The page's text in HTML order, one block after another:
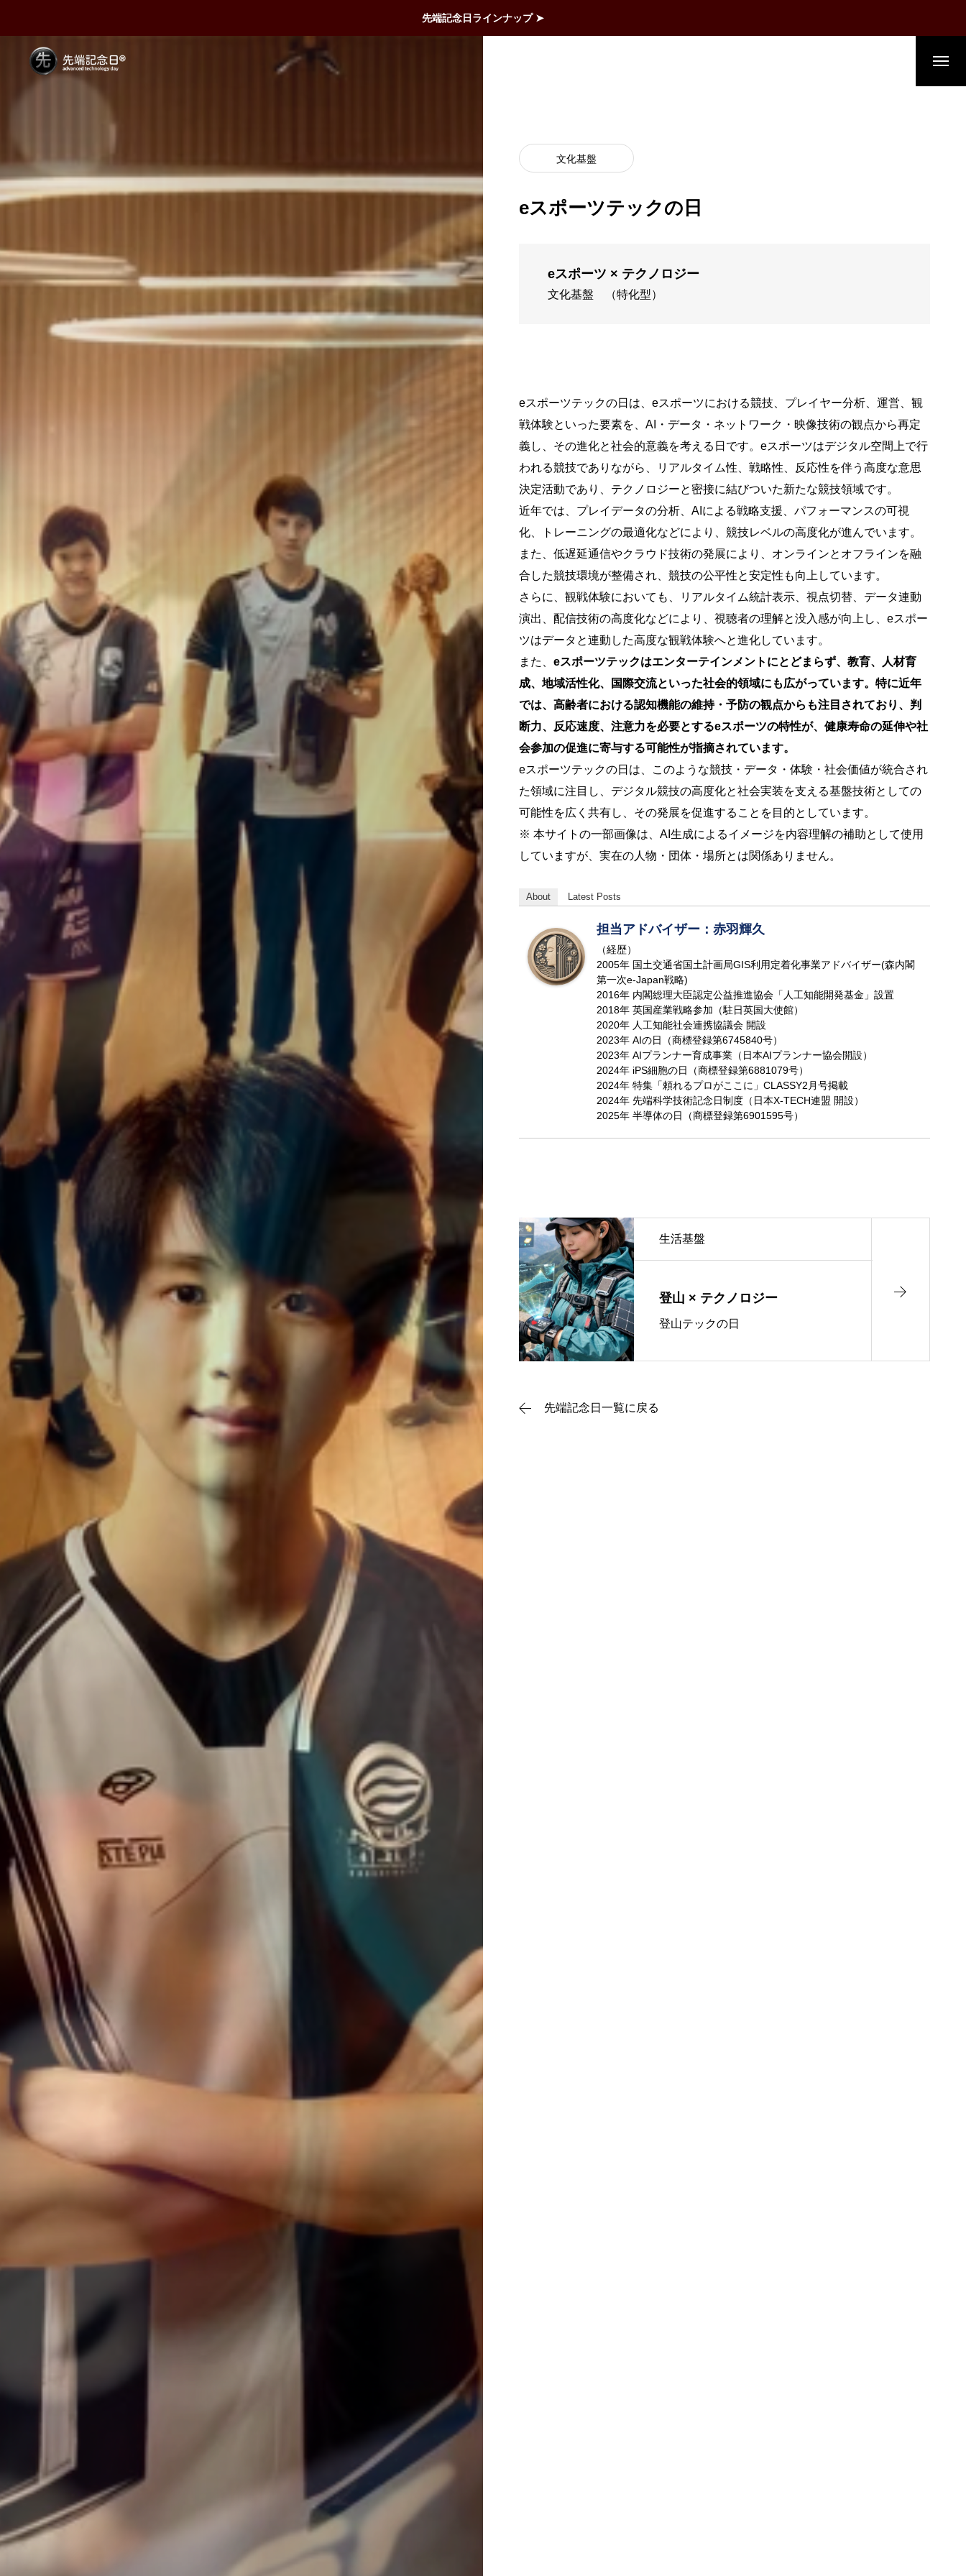
先端記念日ラインナップ ➤
動画で理解
記念日一覧
文化基盤
eスポーツテックの日
eスポーツ × テクノロジー
文化基盤 （特化型）
eスポーツテックの日は、eスポーツにおける競技、プレイヤー分析、運営、観
戦体験といった要素を、AI・データ・ネットワーク・映像技術の観点から再定
義し、その進化と社会的意義を考える日です。eスポーツはデジタル空間上で行
われる競技でありながら、リアルタイム性、戦略性、反応性を伴う高度な意思
決定活動であり、テクノロジーと密接に結びついた新たな競技領域です。
近年では、プレイデータの分析、AIによる戦略支援、パフォーマンスの可視
化、トレーニングの最適化などにより、競技レベルの高度化が進んでいます。
また、低遅延通信やクラウド技術の発展により、オンラインとオフラインを融
合した競技環境が整備され、競技の公平性と安定性も向上しています。
さらに、観戦体験においても、リアルタイム統計表示、視点切替、データ連動
演出、配信技術の高度化などにより、視聴者の理解と没入感が向上し、eスポー
ツはデータと連動した高度な観戦体験へと進化しています。
また、 eスポーツテックはエンターテインメントにとどまらず、教育、人材育
成、地域活性化、国際交流といった社会的領域にも広がっています。特に近年
では、高齢者における認知機能の維持・予防の観点からも注目されており、判
断力、反応速度、注意力を必要とするeスポーツの特性が、健康寿命の延伸や社
会参加の促進に寄与する可能性が指摘されています。
eスポーツテックの日は、このような競技・データ・体験・社会価値が統合され
た領域に注目し、デジタル競技の高度化と社会実装を支える基盤技術としての
可能性を広く共有し、その発展を促進することを目的としています。
※ 本サイトの一部画像は、AI生成によるイメージを内容理解の補助として使用
していますが、実在の人物・団体・場所とは関係ありません。
About Latest Posts
担当アドバイザー：赤羽輝久
（経歴）
2005年 国土交通省国土計画局GIS利用定着化事業アドバイザー(森内閣
第一次e-Japan戦略)
2016年 内閣総理大臣認定公益推進協会「人工知能開発基金」設置
2018年 英国産業戦略参加（駐日英国大使館）
2020年 人工知能社会連携協議会 開設
2023年 AIの日（商標登録第6745840号）
2023年 AIプランナー育成事業（日本AIプランナー協会開設）
2024年 iPS細胞の日（商標登録第6881079号）
2024年 特集「頼れるプロがここに」CLASSY2月号掲載
2024年 先端科学技術記念日制度（日本X-TECH連盟 開設）
2025年 半導体の日（商標登録第6901595号）
登山 × テクノロジー
登山テックの日
生活基盤
先端記念日一覧に戻る